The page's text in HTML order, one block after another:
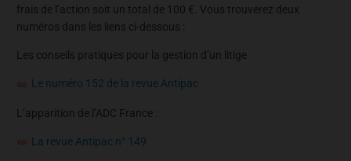
frais de l’action soit un total de 100 €. Vous trouverez deux
numéros dans les liens ci-dessous :
Les conseils pratiques pour la gestion d’un litige
Le numéro 152 de la revue Antipac
L’apparition de l’ADC France :
La revue Antipac n° 149